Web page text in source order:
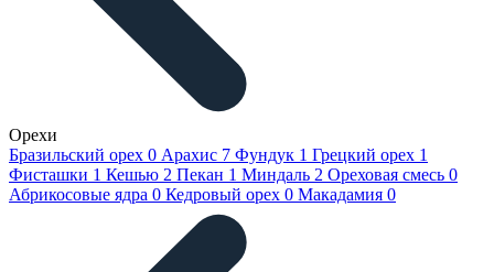
Орехи
Бразильский орех 0 Арахис 7 Фундук 1 Грецкий орех 1
Фисташки 1 Кешью 2 Пекан 1 Миндаль 2 Ореховая смесь 0
Абрикосовые ядра 0 Кедровый орех 0 Макадамия 0